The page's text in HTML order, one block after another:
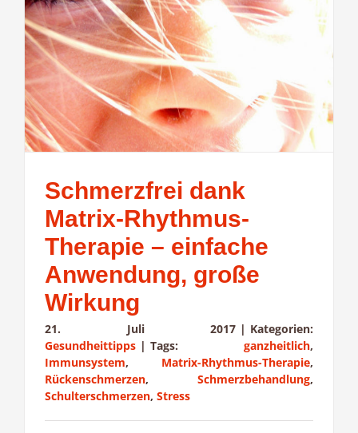
Schmerzfrei dank
Matrix-Rhythmus-
Therapie – einfache
Anwendung, große
Wirkung
21. Juli 2017 | Kategorien:
Gesundheittipps | Tags: ganzheitlich,
Immunsystem, Matrix-Rhythmus-Therapie,
Rückenschmerzen, Schmerzbehandlung,
Schulterschmerzen, Stress